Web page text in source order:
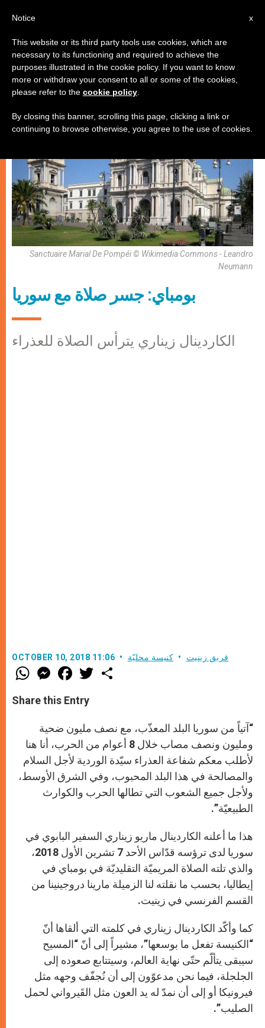
كنيسة محليّة
Sanctuaire Marial De Pompéi © Wikimedia Commons - Leandro
Neumann
بومباي: جسر صلاة مع سوريا
الكاردينال زيناري يترأس الصلاة للعذراء
OCTOBER 10, 2018 11:06 فريق زينيت كنيسة محليّة
W
h
t
s
M
e
s
e
g
e
r
F
a
e
b
k
w
Share this Entry
“آتياً من سوريا البلد المعذّب، مع نصف مليون ضحية
ومليون ونصف مصاب خلال 8 أعوام من الحرب، أنا هنا
لأطلب معكم شفاعة العذراء سيّدة الوردية لأجل السلام
والمصالحة في هذا البلد المحبوب، وفي الشرق الأوسط،
ولأجل جميع الشعوب التي تطالها الحرب والكوارث
الطبيعيّة”.
هذا ما أعلنه الكاردينال ماريو زيناري السفير البابوي في
سوريا لدى ترؤسه قدّاس الأحد 7 تشرين الأول 2018،
والذي تلته الصلاة المريميّة التقليديّة في بومباي في
إيطاليا، بحسب ما نقلته لنا الزميلة مارينا دروجينينا من
القسم الفرنسي في زينيت.
كما وأكّد الكاردينال زيناري في كلمته التي ألقاها أنّ
“الكنيسة تفعل ما بوسعها”، مشيراً إلى أنّ “المسيح
سيبقى يتألّم حتّى نهاية العالم، وسيتتابع صعوده إلى
الجلجلة، فيما نحن مدعوّون إلى أن نُجفّف وجهه مثل
فيرونيكا أو إلى أن نمدّ له يد العون مثل القَيرواني لحمل
الصليب”.
x
Notice
This website or its third party tools use cookies, which are
necessary to its functioning and required to achieve the
purposes illustrated in the cookie policy. If you want to know
more or withdraw your consent to all or some of the cookies,
please refer to the cookie policy
By closing this banner, scrolling this page, clicking a link or
continuing to browse otherwise, you agree to the use of cookies.